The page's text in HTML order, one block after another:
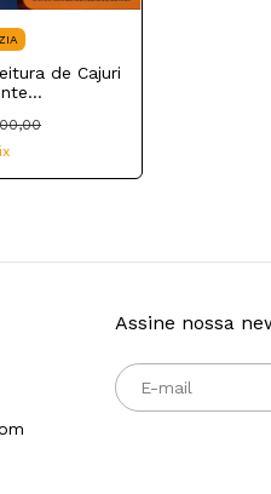
de Cajuri
Assine nossa